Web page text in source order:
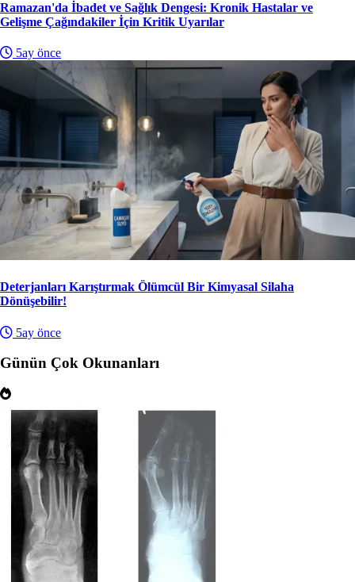
Ramazan'da İbadet ve Sağlık Dengesi: Kronik Hastalar ve
Gelişme Çağındakiler İçin Kritik Uyarılar
5ay önce
Deterjanları Karıştırmak Ölümcül Bir Kimyasal Silaha
Dönüşebilir!
5ay önce
Günün Çok Okunanları